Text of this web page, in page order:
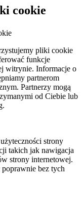
cookie
pliki cookie
funkcje
witrynie. Informacje o
partnerom
Partnerzy mogą
od Ciebie lub
strony
takich jak nawigacja
strony internetowej.
bez tych